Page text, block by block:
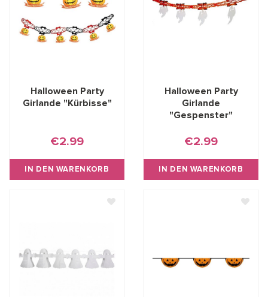
Halloween Party
Girlande "Kürbisse"
€2.99
IN DEN WARENKORB
Halloween Party
Girlande
"Gespenster"
€2.99
IN DEN WARENKORB